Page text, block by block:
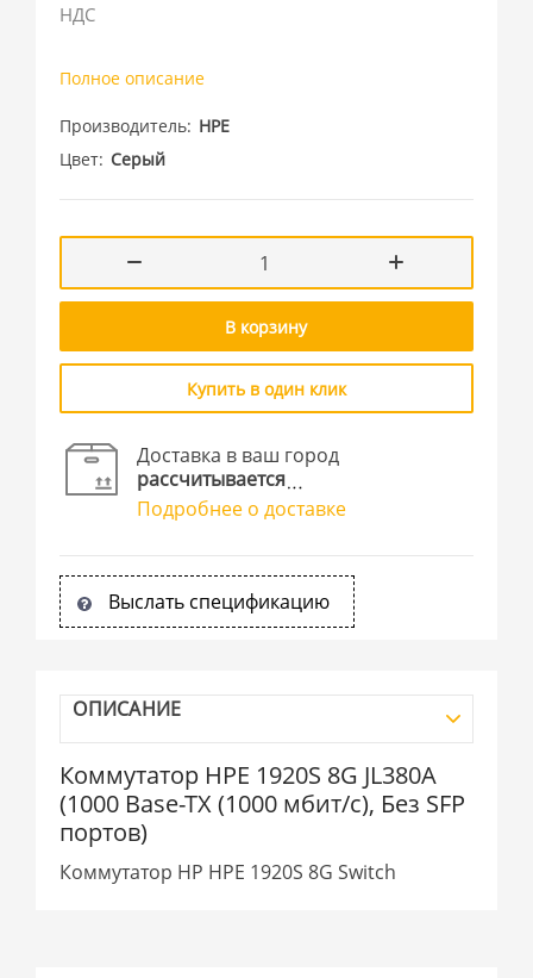
НДС
Полное описание
Производитель HPE
Цвет Серый
В корзину
Купить в один клик
Доставка в ваш город
рассчитывается
Подробнее о доставке
Выслать спецификацию
ОПИСАНИЕ
Коммутатор HPE 1920S 8G JL380A
(1000 Base-TX (1000 мбит/с), Без SFP
портов)
Коммутатор HP HPE 1920S 8G Switch